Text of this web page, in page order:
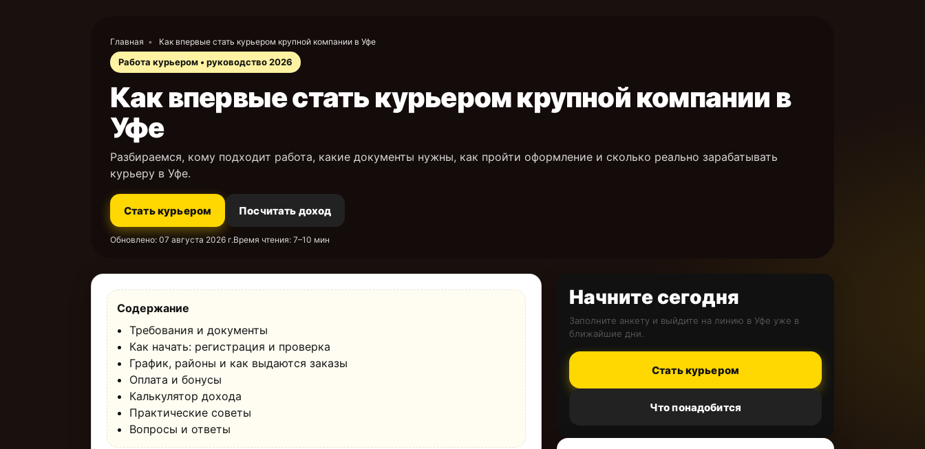
Главная • Как впервые стать курьером крупной компании в Уфе
Работа курьером • руководство 2026
Как впервые стать курьером крупной компании в
Уфе
Разбираемся, кому подходит работа, какие документы нужны, как пройти оформление и сколько реально зарабатывать
курьеру в Уфе.
Стать курьером Посчитать доход
Обновлено: 07 августа 2026 г.Время чтения: 7–10 мин
Содержание
Требования и документы
Как начать: регистрация и проверка
График, районы и как выдаются заказы
Оплата и бонусы
Калькулятор дохода
Практические советы
Вопросы и ответы
Начните сегодня
Заполните анкету и выйдите на линию в Уфе уже в
ближайшие дни.
Стать курьером
Что понадобится